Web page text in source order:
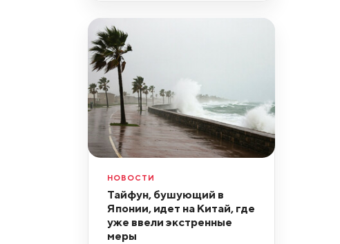
НОВОСТИ
Тайфун, бушующий в
Японии, идет на Китай, где
уже ввели экстренные
меры